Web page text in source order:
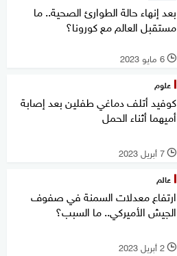
بعد إنهاء حالة الطوارئ الصحية.. ما
مستقبل العالم مع كورونا؟
l 6 مايو 2023
علوم
كوفيد أتلف دماغي طفلين بعد إصابة
أميهما أثناء الحمل
l 7 أبريل 2023
عالم
ارتفاع معدلات السمنة في صفوف
الجيش الأميركي.. ما السبب؟
l 2 أبريل 2023